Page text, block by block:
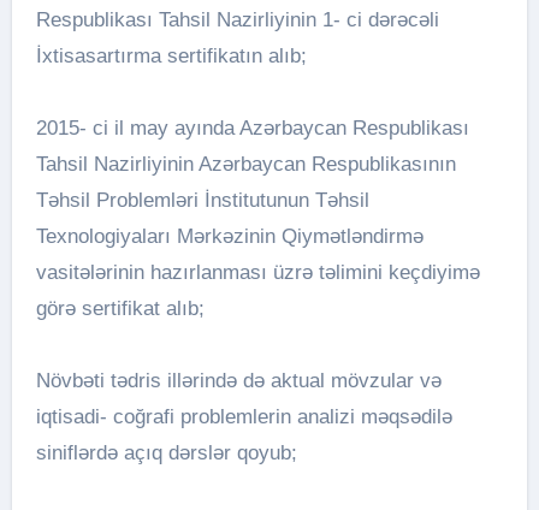
Respublikası Tahsil Nazirliyinin 1- ci dərəcəli
İxtisasartırma sertifikatın alıb;
2015- ci il may ayında Azərbaycan Respublikası
Tahsil Nazirliyinin Azərbaycan Respublikasının
Təhsil Problemləri İnstitutunun Təhsil
Texnologiyaları Mərkəzinin Qiymətləndirmə
vasitələrinin hazırlanması üzrə təlimini keçdiyimə
görə sertifikat alıb;
Növbəti tədris illərində də aktual mövzular və
iqtisadi- coğrafi problemlerin analizi məqsədilə
siniflərdə açıq dərslər qoyub;